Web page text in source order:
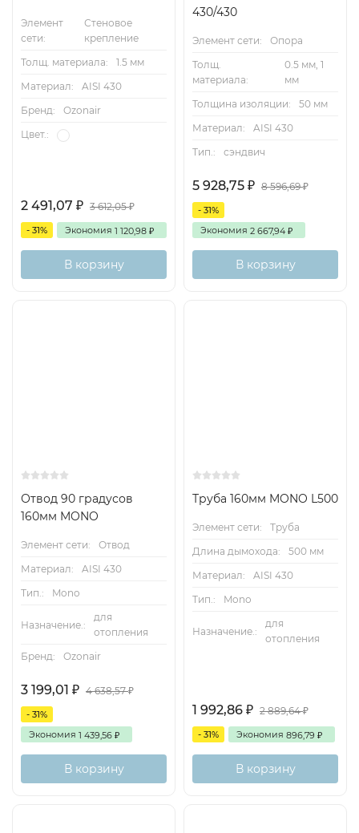
Элемент
сети:
Стеновое
крепление
Толщ. материала:
1.5 мм
Материал:
AISI 430
Бренд:
Ozonair
Цвет.:
2 491,07 ₽ 3 612,05₽
- 31% Экономия 1 120,98 ₽
В корзину
430/430
Элемент сети:
Опора
Толщ.
материала:
0.5 мм, 1
мм
Толщина изоляции:
50 мм
Материал:
AISI 430
Тип.:
сэндвич
5 928,75 ₽ 8 596,69₽
- 31%
Экономия 2 667,94 ₽
В корзину
Отвод 90 градусов
160мм MONO
Элемент сети:
Отвод
Материал:
AISI 430
Тип.:
Mono
Назначение.:
для
отопления
Бренд:
Ozonair
3 199,01 ₽ 4 638,57₽
- 31%
Экономия 1 439,56 ₽
В корзину
Труба 160мм MONO L500
Элемент сети:
Труба
Длина дымохода:
500 мм
Материал:
AISI 430
Тип.:
Mono
Назначение.:
для
отопления
1 992,86 ₽ 2 889,64₽
- 31% Экономия 896,79 ₽
В корзину